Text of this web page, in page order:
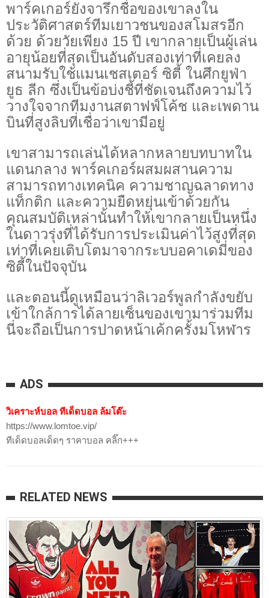
พาร์คเกอร์ยังจารึกชื่อของเขาลงใน
ประวัติศาสตร์ทีมเยาวชนของสโมสรอีก
ด้วย ด้วยวัยเพียง 15 ปี เขากลายเป็นผู้เล่น
อายุน้อยที่สุดเป็นอันดับสองเท่าที่เคยลง
สนามรับใช้แมนเชสเตอร์ ซิตี้ ในศึกยูฟ่า
ยูธ ลีก ซึ่งเป็นข้อบ่งชี้ที่ชัดเจนถึงความไว้
วางใจจากทีมงานสตาฟฟ์โค้ช และเพดาน
บินที่สูงลิบที่เชื่อว่าเขามีอยู่
เขาสามารถเล่นได้หลากหลายบทบาทใน
แดนกลาง พาร์คเกอร์ผสมผสานความ
สามารถทางเทคนิค ความชาญฉลาดทาง
แท็กติก และความยืดหยุ่นเข้าด้วยกัน
คุณสมบัติเหล่านั้นทำให้เขากลายเป็นหนึ่ง
ในดาวรุ่งที่ได้รับการประเมินค่าไว้สูงที่สุด
เท่าที่เคยเติบโตมาจากระบบอคาเดมี่ของ
ซิตี้ในปัจจุบัน
และตอนนี้ดูเหมือนว่าลิเวอร์พูลกำลังขยับ
เข้าใกล้การได้ลายเซ็นของเขามาร่วมทีม
นี่จะถือเป็นการปาดหน้าเค้กครั้งมโหฬาร
ADS
วิเคราะห์บอล ทีเด็ดบอล ล้มโต๊ะ
https://www.lomtoe.vip/
ทีเด็ดบอลเด็ดๆ ราคาบอล คลิ๊ก+++
RELATED NEWS